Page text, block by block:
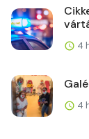
4
4